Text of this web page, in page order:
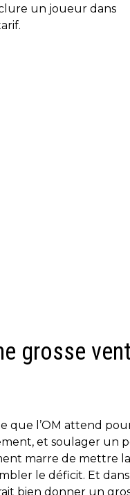
un joueur dans
grosse
que l’OM attend
et soulager un
marre de mettre
le déficit. Et
bien donner un